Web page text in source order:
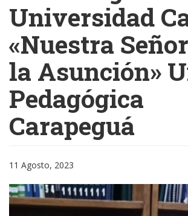
Universidad
«Nuestra
la Asunción»
Pedagógica
Carapeguá
11 Agosto, 2023